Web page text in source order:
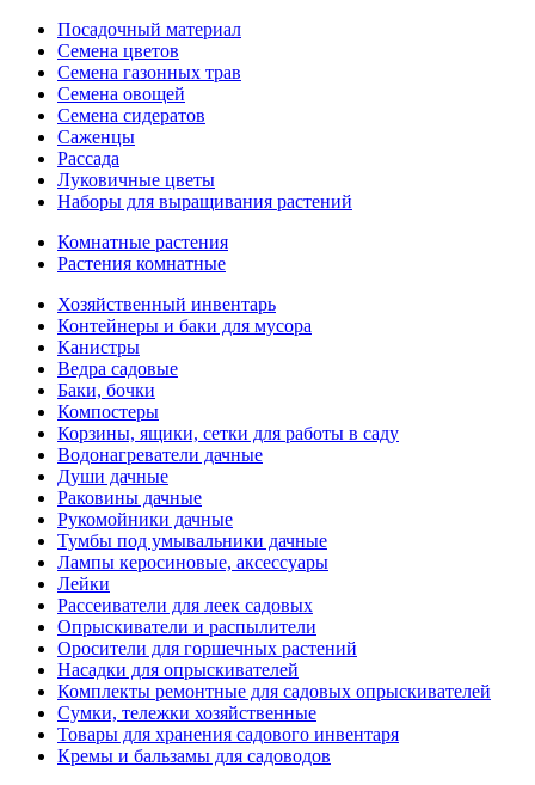
Посадочный материал
Семена цветов
Семена газонных трав
Семена овощей
Семена сидератов
Саженцы
Рассада
Луковичные цветы
Наборы для выращивания растений
Комнатные растения
Растения комнатные
Хозяйственный инвентарь
Контейнеры и баки для мусора
Канистры
Ведра садовые
Баки, бочки
Компостеры
Корзины, ящики, сетки для работы в саду
Водонагреватели дачные
Души дачные
Раковины дачные
Рукомойники дачные
Тумбы под умывальники дачные
Лампы керосиновые, аксессуары
Лейки
Рассеиватели для леек садовых
Опрыскиватели и распылители
Оросители для горшечных растений
Насадки для опрыскивателей
Комплекты ремонтные для садовых опрыскивателей
Сумки, тележки хозяйственные
Товары для хранения садового инвентаря
Кремы и бальзамы для садоводов